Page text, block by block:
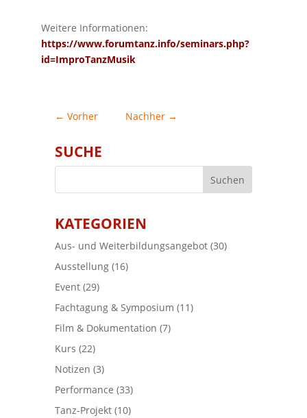
Weitere Informationen:
https://www.forumtanz.info/seminars.php?
id=ImproTanzMusik
← Vorher Nachher →
SUCHE
KATEGORIEN
Aus- und Weiterbildungsangebot (30)
Ausstellung (16)
Event (29)
Fachtagung & Symposium (11)
Film & Dokumentation (7)
Kurs (22)
Notizen (3)
Performance (33)
Tanz-Projekt (10)